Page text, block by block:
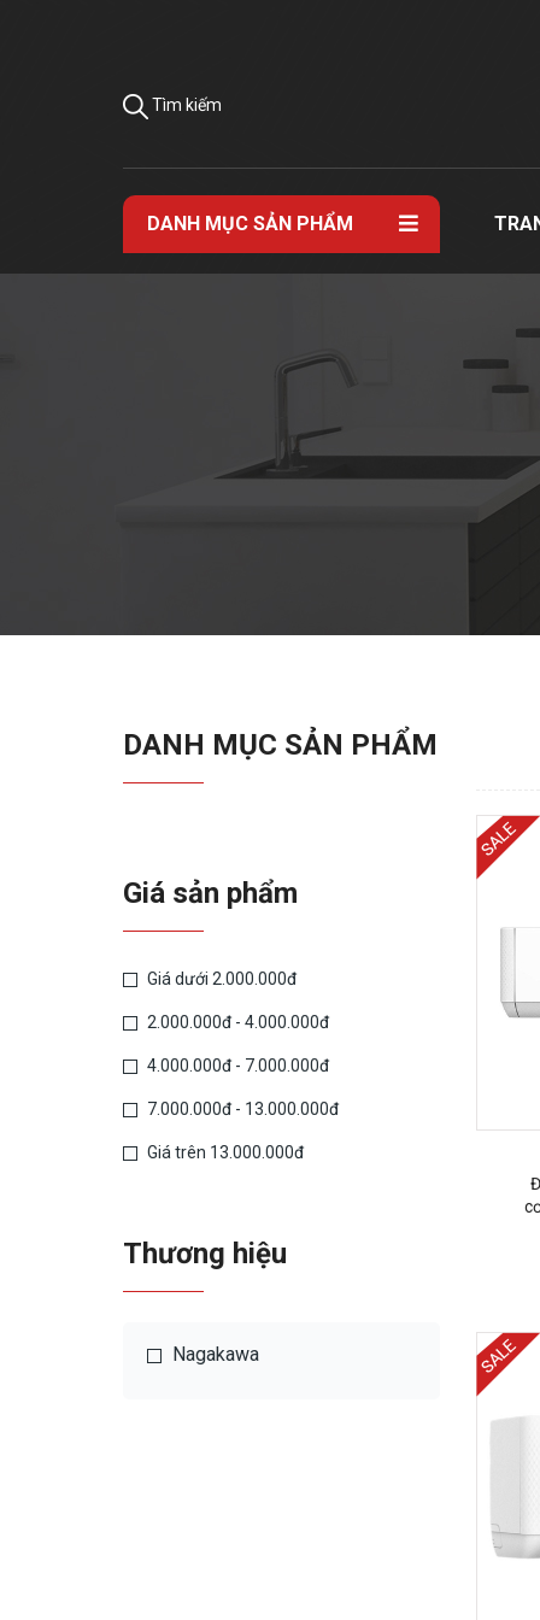
Tìm kiếm
DANH MỤC SẢN PHẨM
DANH MỤC SẢN PHẨM
Giá sản phẩm
Giá dưới 2.000.000đ
2.000.000đ - 4.000.000đ
4.000.000đ - 7.000.000đ
7.000.000đ - 13.000.000đ
Giá trên 13.000.000đ
Thương hiệu
Nagakawa